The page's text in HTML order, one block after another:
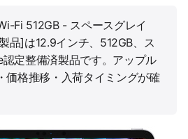
Fi 512GB - スペースグレイ
品]は12.9インチ、512GB、ス
定整備済製品です。アップル
価格推移・入荷タイミングが確